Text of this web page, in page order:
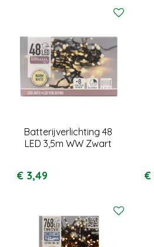
Batterijverlichting 48
LED 3,5m WW Zwart
€ 3,49 €